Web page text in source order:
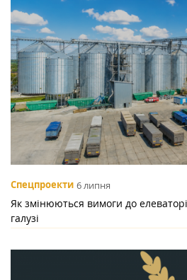
Спецпроекти 6 липня
Як змінюються вимоги до
галузі